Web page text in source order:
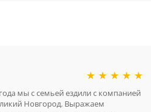
года мы с семьей ездили с компанией
Новгород. Выражаем